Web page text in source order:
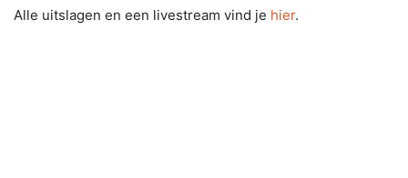
Alle uitslagen en een livestream vind je hier.